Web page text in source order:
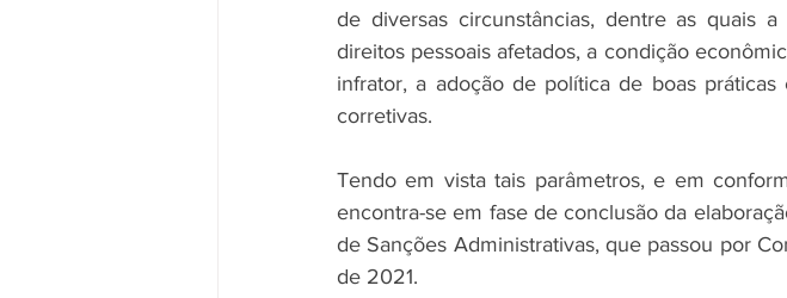
de diversas circunstâncias, dentre as quais
direitos pessoais afetados, a condição
infrator, a adoção de política de boas
corretivas.
Tendo em vista tais parâmetros, e em
encontra-se em fase de conclusão da
de Sanções Administrativas, que passou por
de 2021.